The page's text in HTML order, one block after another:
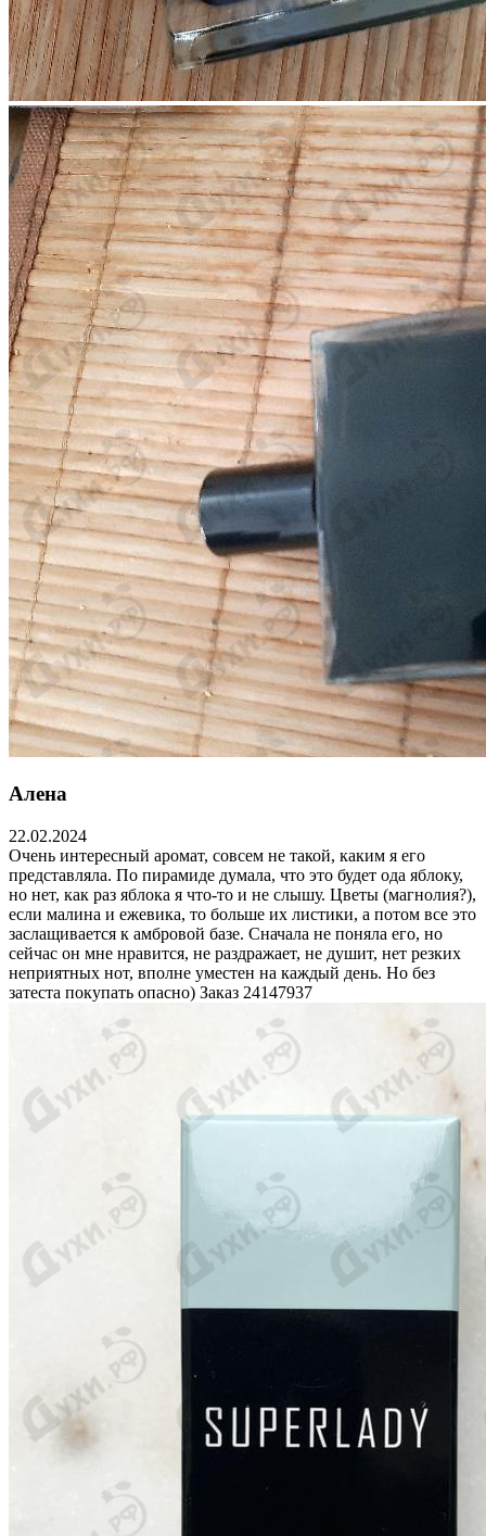
Алена
22.02.2024
Очень интересный аромат, совсем не такой, каким я его
представляла. По пирамиде думала, что это будет ода яблоку,
но нет, как раз яблока я что-то и не слышу. Цветы (магнолия?),
если малина и ежевика, то больше их листики, а потом все это
заслащивается к амбровой базе. Сначала не поняла его, но
сейчас он мне нравится, не раздражает, не душит, нет резких
неприятных нот, вполне уместен на каждый день. Но без
затеста покупать опасно) Заказ 24147937